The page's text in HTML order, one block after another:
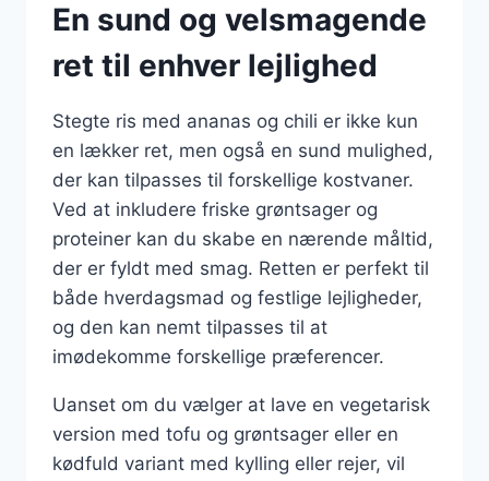
En sund og velsmagende
ret til enhver lejlighed
Stegte ris med ananas og chili er ikke kun
en lækker ret, men også en sund mulighed,
der kan tilpasses til forskellige kostvaner.
Ved at inkludere friske grøntsager og
proteiner kan du skabe en nærende måltid,
der er fyldt med smag. Retten er perfekt til
både hverdagsmad og festlige lejligheder,
og den kan nemt tilpasses til at
imødekomme forskellige præferencer.
Uanset om du vælger at lave en vegetarisk
version med tofu og grøntsager eller en
kødfuld variant med kylling eller rejer, vil